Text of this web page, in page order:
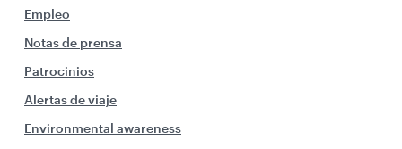
Empleo
Notas de prensa
Patrocinios
Alertas de viaje
Environmental awareness